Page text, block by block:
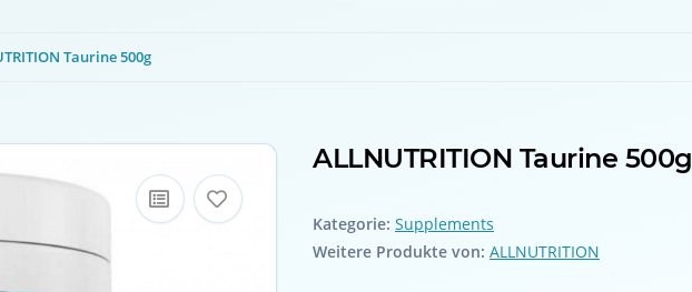
Taurine 500g
ALLNUTRITION Taurine 500g
Kategorie: Supplements
Weitere Produkte von: ALLNUTRITION